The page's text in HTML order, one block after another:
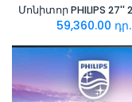
59,360.00 դր.